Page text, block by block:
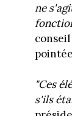
ne
"Ces
s'ils